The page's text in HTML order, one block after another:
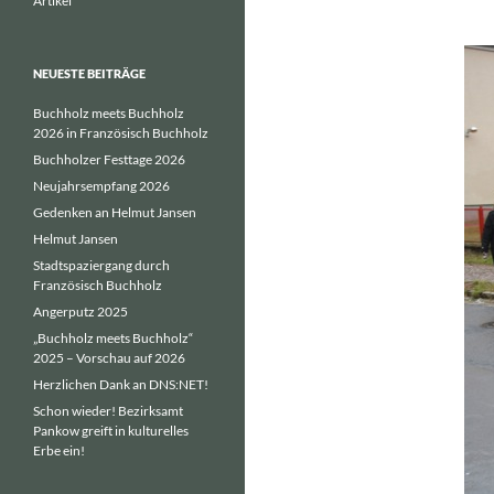
NEUESTE BEITRÄGE
Buchholz meets Buchholz
2026 in Französisch Buchholz
Buchholzer Festtage 2026
Neujahrsempfang 2026
Gedenken an Helmut Jansen
Helmut Jansen
Stadtspaziergang durch
Französisch Buchholz
Angerputz 2025
„Buchholz meets Buchholz“
2025 – Vorschau auf 2026
Herzlichen Dank an DNS:NET!
Schon wieder! Bezirksamt
Pankow greift in kulturelles
Erbe ein!